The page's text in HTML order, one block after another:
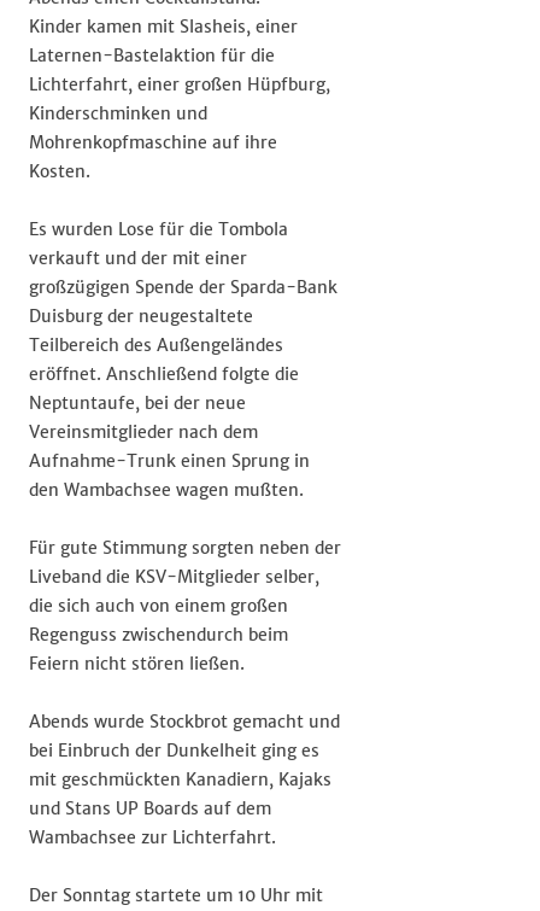
Kinder kamen mit Slasheis, einer
Laternen-Bastelaktion für die
Lichterfahrt, einer großen Hüpfburg,
Kinderschminken und
Mohrenkopfmaschine auf ihre
Kosten.
Es wurden Lose für die Tombola
verkauft und der mit einer
großzügigen Spende der Sparda-Bank
Duisburg der neugestaltete
Teilbereich des Außengeländes
eröffnet. Anschließend folgte die
Neptuntaufe, bei der neue
Vereinsmitglieder nach dem
Aufnahme-Trunk einen Sprung in
den Wambachsee wagen mußten.
Für gute Stimmung sorgten neben der
Liveband die KSV-Mitglieder selber,
die sich auch von einem großen
Regenguss zwischendurch beim
Feiern nicht stören ließen.
Abends wurde Stockbrot gemacht und
bei Einbruch der Dunkelheit ging es
mit geschmückten Kanadiern, Kajaks
und Stans UP Boards auf dem
Wambachsee zur Lichterfahrt.
Der Sonntag startete um 10 Uhr mit